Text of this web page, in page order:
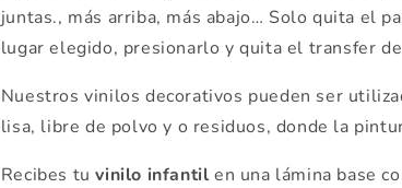
juntas., más arriba, más abajo… Solo quita el
lugar elegido, presionarlo y quita el transfer
Nuestros vinilos decorativos pueden ser
lisa, libre de polvo y o residuos, donde la
Recibes tuvinilo infantil en una lámina base